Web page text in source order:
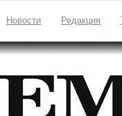
Новости Редакция